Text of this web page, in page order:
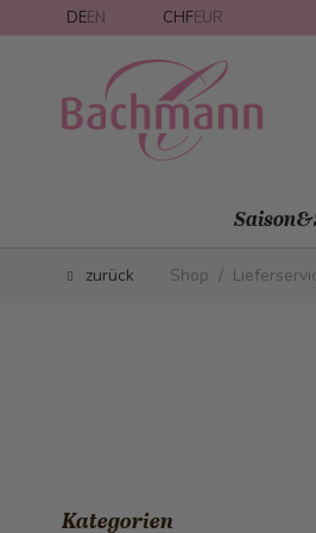
Direkt zum Inhalt
DEEN CHFEUR
zurück Shop /
Kategorien